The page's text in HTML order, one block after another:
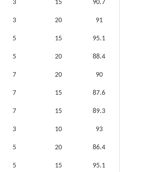
3 15 90.7
3 20 91
5 15 95.1
5 20 88.4
7 20 90
7 15 87.6
7 15 89.3
3 10 93
5 20 86.4
5 15 95.1